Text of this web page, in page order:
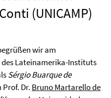
(UNICAMP)
wir am
Lateinamerika-Instituts
Sérgio Buarque de
Dr. Bruno Martarello de